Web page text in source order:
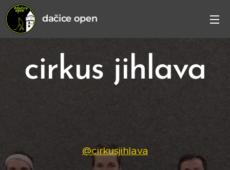
dačice open
cirkus jihlava
@cirkusjihlava